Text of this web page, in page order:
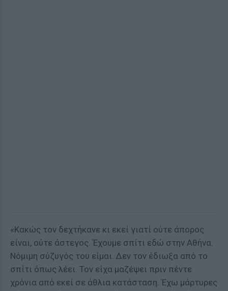
«Κακώς τον δεχτήκανε κι εκεί γιατί ούτε άπορος
είναι, ούτε άστεγος. Έχουμε σπίτι εδώ στην Αθήνα.
Νόμιμη σύζυγός του είμαι. Δεν τον έδιωξα από το
σπίτι όπως λέει. Τον είχα μαζέψει πριν πέντε
χρόνια από εκεί σε άθλια κατάσταση. Έχω μάρτυρες